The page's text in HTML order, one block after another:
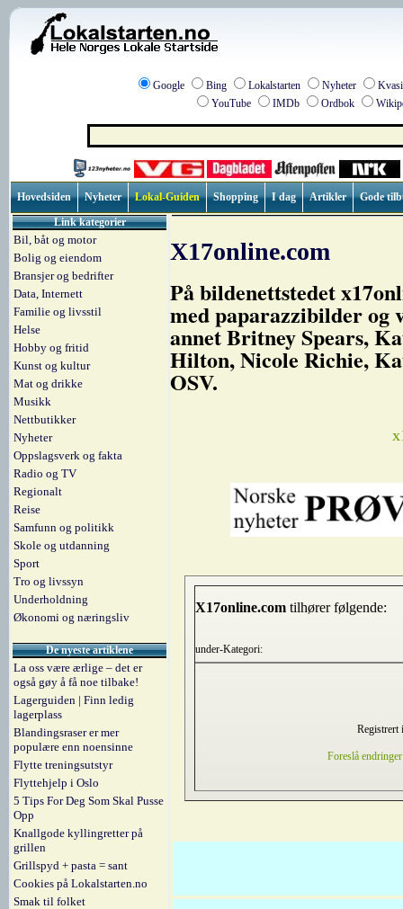
Google Bing Lokalstarten Nyheter
YouTube
IMDb Ordbok
Hovedsiden Nyheter Lokal-Guiden Shopping I dag Artikler
Gode
Link kategorier
Bil, båt og motor
Bolig og eiendom
Bransjer og bedrifter
Data, Internett
Familie og livsstil
Helse
Hobby og fritid
Kunst og kultur
Mat og drikke
Musikk
Nettbutikker
Nyheter
Oppslagsverk og fakta
Radio og TV
Regionalt
Reise
Samfunn og politikk
Skole og utdanning
Sport
Tro og livssyn
Underholdning
Økonomi og næringsliv
De nyeste artiklene
La oss være ærlige – det er
også gøy å få noe tilbake!
Lagerguiden | Finn ledig
lagerplass
Blandingsraser er mer
populære enn noensinne
Flytte treningsutstyr
Flyttehjelp i Oslo
5 Tips For Deg Som Skal Pusse
Opp
Knallgode kyllingretter på
grillen
Grillspyd + pasta = sant
Cookies på Lokalstarten.no
Smak til folket
X17online.com
På bildenettstedet
med paparazzibilder og
annet Britney Spears,
Hilton, Nicole Richie,
OSV.
X17online.comtilhører følgende:
under-Kategori:
Registrert
Foreslå